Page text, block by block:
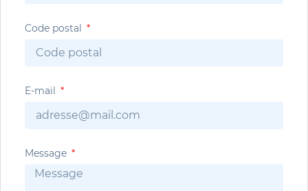
Code postal
E-mail
Message